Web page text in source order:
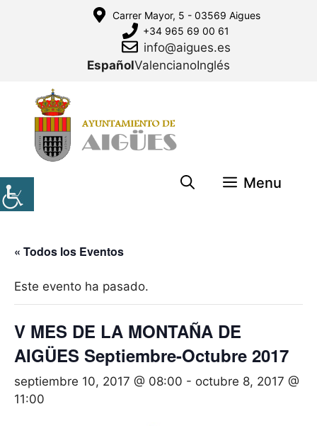
Carrer Mayor, 5 - 03569 Aigues
+34 965 69 00 61
info@aigues.es
EspañolValencianoInglés
Menu
« Todos los Eventos
Este evento ha pasado.
V MES DE LA MONTAÑA DE
AIGÜES Septiembre-Octubre 2017
septiembre 10, 2017 @ 08:00 - octubre 8, 2017 @
11:00